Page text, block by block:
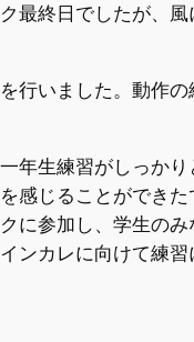
最終日でしたが、
行いました。動作
年生練習がしっか
感じることができた
に参加し、学生の
ンカレに向けて練習